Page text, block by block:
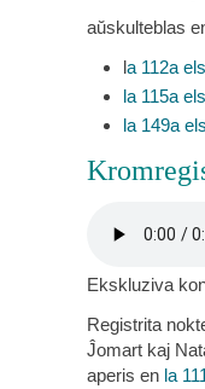
aŭskulteblas
la 112a
la 115a
la 149a
Ekskluziva
Registrita
Ĵomart kaj
aperis en la